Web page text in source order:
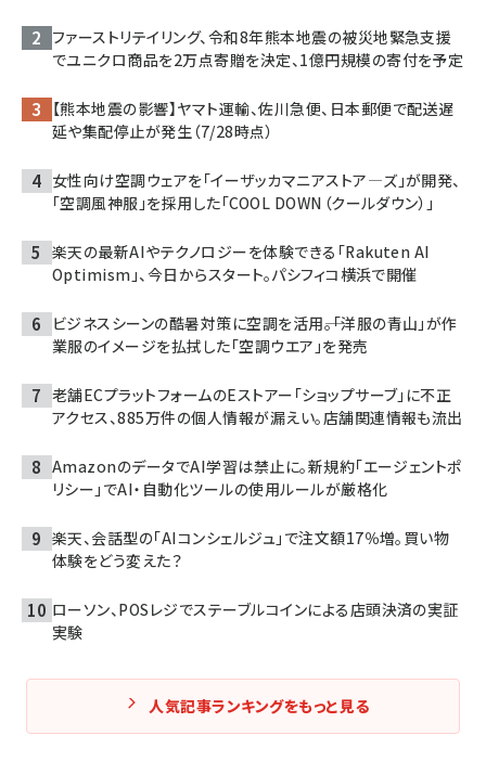
ファーストリテイリング、令和8年熊本地震の被災地緊急支援
でユニクロ商品を2万点寄贈を決定、1億円規模の寄付を予定
【熊本地震の影響】ヤマト運輸、佐川急便、日本郵便で配送遅
延や集配停止が発生（7/28時点）
女性向け空調ウェアを「イーザッカマニアストア―ズ」が開発、
「空調風神服」を採用した「COOL DOWN（クールダウン）」
楽天の最新AIやテクノロジーを体験できる「Rakuten AI
Optimism」、今日からスタート。パシフィコ横浜で開催
ビジネスシーンの酷暑対策に空調を活用――。「洋服の青山」が作
業服のイメージを払拭した「空調ウエア」を発売
老舗ECプラットフォームのEストアー「ショップサーブ」に不正
アクセス、885万件の個人情報が漏えい。店舗関連情報も流出
AmazonのデータでAI学習は禁止に。新規約「エージェントポ
リシー」でAI・自動化ツールの使用ルールが厳格化
楽天、会話型の「AIコンシェルジュ」で注文額17％増。買い物
体験をどう変えた？
ローソン、POSレジでステーブルコインによる店頭決済の実証
実験
人気記事ランキングをもっと見る